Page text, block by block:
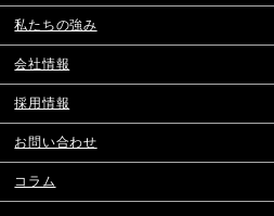
私たちの強み
会社情報
採用情報
お問い合わせ
コラム